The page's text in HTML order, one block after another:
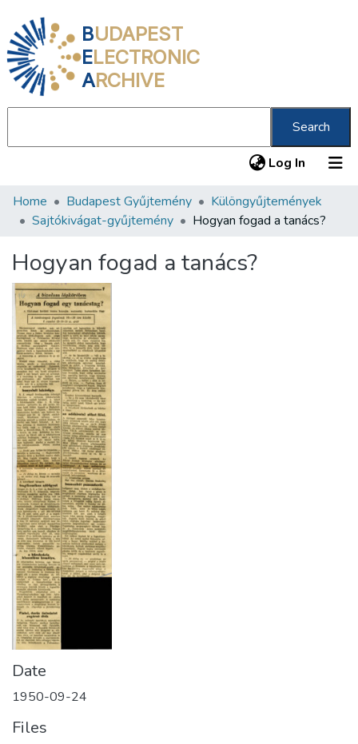
BUDAPEST
ELECTRONIC
ARCHIVE
Search
Log In (current)
Communities & Collections
Statistics
About us
Home Budapest Gyűjtemény
Különgyűjtemények
Sajtókivágat-gyűjtemény
Hogyan fogad a tanács?
Hogyan fogad a tanács?
Date
1950-09-24
Files